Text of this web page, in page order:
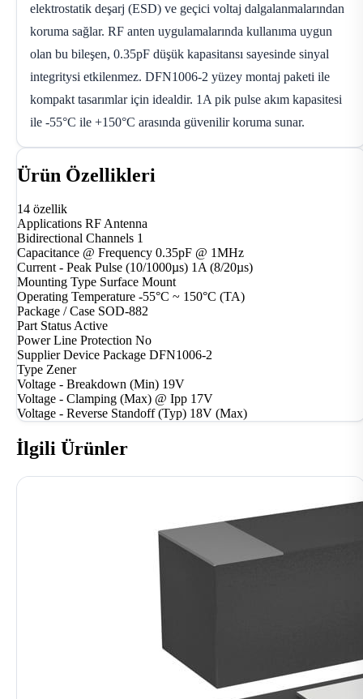
elektrostatik deşarj (ESD) ve geçici voltaj dalgalanmalarından
koruma sağlar. RF anten uygulamalarında kullanıma uygun
olan bu bileşen, 0.35pF düşük kapasitansı sayesinde sinyal
integritysi etkilenmez. DFN1006-2 yüzey montaj paketi ile
kompakt tasarımlar için idealdir. 1A pik pulse akım kapasitesi
ile -55°C ile +150°C arasında güvenilir koruma sunar.
Ürün Özellikleri
14 özellik
Applications RF Antenna
Bidirectional Channels 1
Capacitance @ Frequency 0.35pF @ 1MHz
Current - Peak Pulse (10/1000µs) 1A (8/20µs)
Mounting Type Surface Mount
Operating Temperature -55°C ~ 150°C (TA)
Package / Case SOD-882
Part StatusActive
Power Line Protection No
Supplier Device Package DFN1006-2
Type Zener
Voltage - Breakdown (Min) 19V
Voltage - Clamping (Max) @ Ipp 17V
Voltage - Reverse Standoff (Typ) 18V (Max)
İlgili Ürünler